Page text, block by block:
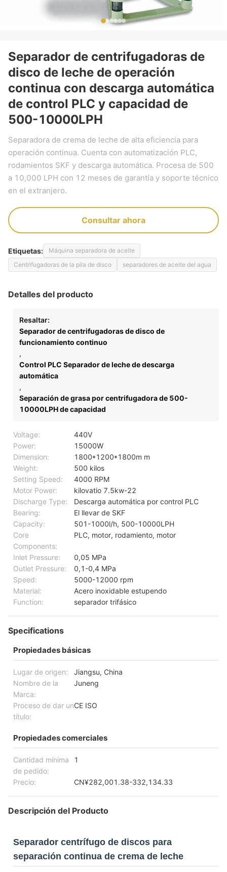
Separador de centrifugadoras de
disco de leche de operación
continua con descarga automática
de control PLC y capacidad de
500-10000LPH
Separadora de crema de leche de alta eficiencia para
operación continua. Cuenta con automatización PLC,
rodamientos SKF y descarga automática. Procesa de 500
a 10,000 LPH con 12 meses de garantía y soporte técnico
en el extranjero.
Consultar ahora
Etiquetas:
Máquina separadora de aceite
Centrifugadoras de la pila de disco
separadores de aceite del agua
Detalles del producto
Resaltar:
Separador de centrifugadoras de disco de
funcionamiento continuo
,
Control PLC Separador de leche de descarga
automática
,
Separación de grasa por centrifugadora de 500-
10000LPH de capacidad
Voltage:
440V
Power:
15000W
Dimension:
1800*1200*1800m m
Weight:
500 kilos
Setting Speed:
4000 RPM
Motor Power:
kilovatio 7.5kw-22
Discharge Type:
Descarga automática por control PLC
Bearing:
El llevar de SKF
Capacity:
501-1000l/h, 500-10000LPH
Core
Components:
PLC, motor, rodamiento, motor
Inlet Pressure:
0,05 MPa
Outlet Pressure:
0,1-0,4 MPa
Speed:
5000-12000 rpm
Material:
Acero inoxidable estupendo
Function:
separador trifásico
Specifications
Propiedades básicas
Lugar de origen:
Jiangsu, China
Nombre de la
Marca:
Juneng
Proceso de dar un
título:
CE ISO
Propiedades comerciales
Cantidad mínima
de pedido:
1
Precio: CN¥282,001.38-332,134.33
Descripción del Producto
Separador centrífugo de discos para
separación continua de crema de leche